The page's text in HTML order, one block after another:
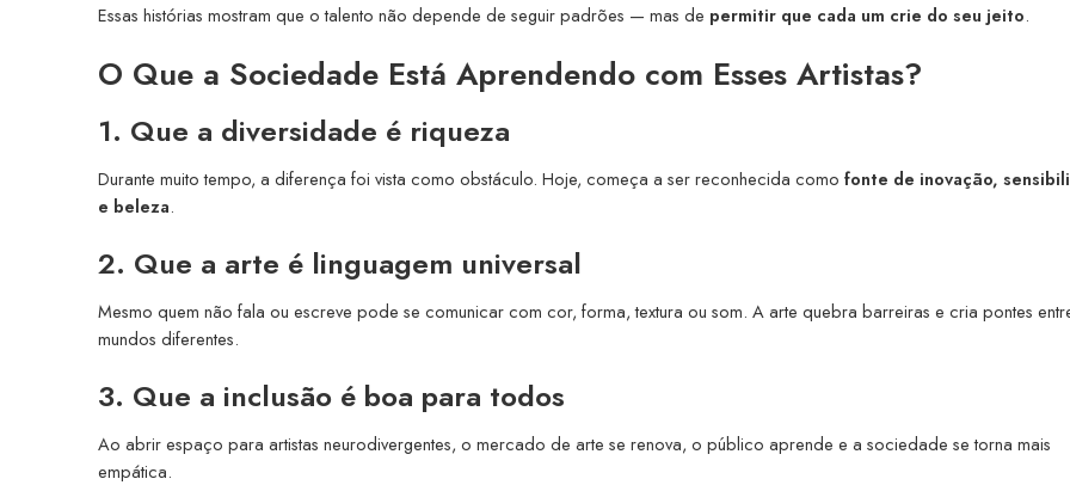
Essas histórias mostram que o talento não depende de seguir padrões — mas de permitir que cada um crie do seu jeito.
O Que a Sociedade Está Aprendendo com Esses Artistas?
1. Que a diversidade é riqueza
Durante muito tempo, a diferença foi vista como obstáculo. Hoje, começa a ser reconhecida como fonte de inovação,
e beleza.
2. Que a arte é linguagem universal
Mesmo quem não fala ou escreve pode se comunicar com cor, forma, textura ou som. A arte quebra barreiras e cria pontes
mundos diferentes.
3. Que a inclusão é boa para todos
Ao abrir espaço para artistas neurodivergentes, o mercado de arte se renova, o público aprende e a sociedade se torna mais
empática.